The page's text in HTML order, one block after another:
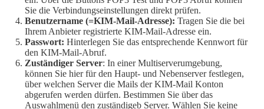
Sie die Verbindungseinstellungen direkt prüfen.
Benutzername (=KIM-Mail-Adresse): Tragen Sie die bei
Ihrem Anbieter registrierte KIM-Mail-Adresse ein.
Passwort: Hinterlegen Sie das entsprechende Kennwort für
den KIM-Mail-Abruf.
Zuständiger Server: In einer Multiserverumgebung,
können Sie hier für den Haupt- und Nebenserver festlegen,
über welchen Server die Mails der KIM-Mail Konton
abgerufen werden dürfen. Bestimmen Sie über das
Auswahlmenü den zuständigeb Server. Wählen Sie keine